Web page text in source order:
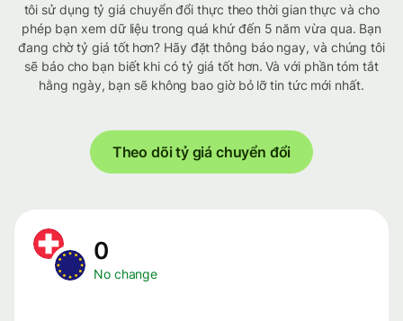
tôi sử dụng tỷ giá chuyển đổi thực theo thời gian thực và cho
phép bạn xem dữ liệu trong quá khứ đến 5 năm vừa qua. Bạn
đang chờ tỷ giá tốt hơn? Hãy đặt thông báo ngay, và chúng tôi
sẽ báo cho bạn biết khi có tỷ giá tốt hơn. Và với phần tóm tắt
hằng ngày, bạn sẽ không bao giờ bỏ lỡ tin tức mới nhất.
Theo dõi tỷ giá chuyển đổi
0
No change